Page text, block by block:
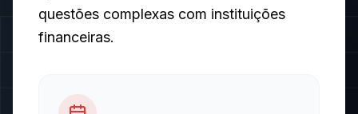
questões complexas com instituições
financeiras.